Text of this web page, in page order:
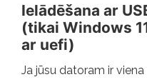
Ielādēšana ar
(tikai Windows
ar uefi)
Ja jūsu datoram ir